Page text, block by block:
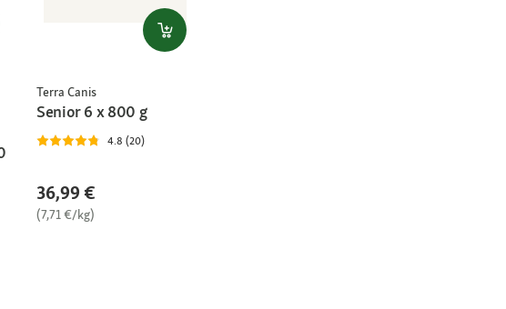
Terra Canis
Senior 6 x 800 g
4.8 (20)
36,99 €
(7,71 €/kg)